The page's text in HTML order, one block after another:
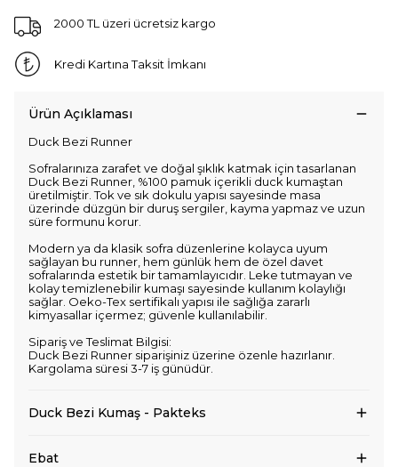
2000 TL üzeri ücretsiz kargo
Kredi Kartına Taksit İmkanı
Ürün Açıklaması
Duck Bezi Runner
Sofralarınıza zarafet ve doğal şıklık katmak için tasarlanan
Duck Bezi Runner, %100 pamuk içerikli duck kumaştan
üretilmiştir. Tok ve sık dokulu yapısı sayesinde masa
üzerinde düzgün bir duruş sergiler, kayma yapmaz ve uzun
süre formunu korur.
Modern ya da klasik sofra düzenlerine kolayca uyum
sağlayan bu runner, hem günlük hem de özel davet
sofralarında estetik bir tamamlayıcıdır. Leke tutmayan ve
kolay temizlenebilir kumaşı sayesinde kullanım kolaylığı
sağlar. Oeko-Tex sertifikalı yapısı ile sağlığa zararlı
kimyasallar içermez; güvenle kullanılabilir.
Sipariş ve Teslimat Bilgisi:
Duck Bezi Runner siparişiniz üzerine özenle hazırlanır.
Kargolama süresi 3-7 iş günüdür.
Duck Bezi Kumaş - Pakteks
Ebat